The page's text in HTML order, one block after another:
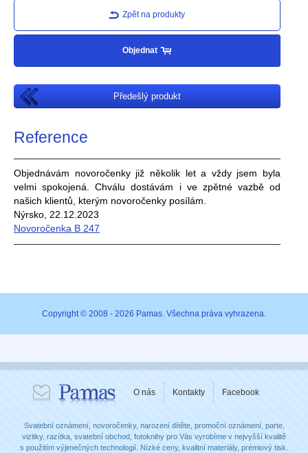
Zpět na produkty
Objednat
Předešlý produkt
Reference
Objednávám novoročenky již několik let a vždy jsem byla
velmi spokojená. Chválu dostávám i ve zpětné vazbě od
našich klientů, kterým novoročenky posílám.
Nýrsko, 22.12.2023
Novoročenka B 247
Copyright © 2008 - 2026 Pamas. Všechna práva vyhrazena.
O nás Kontakty Facebook
Svatební oznámení, novoročenky, narození dítěte, promoční oznámení, parte,
vizitky, razítka, svatební obchod, fotoknihy pro Vás vyrobíme v nejvyšší kvalitě
s použitím výjimečných technologií. Nízké ceny, kvalitní materiály, prémiový tisk.